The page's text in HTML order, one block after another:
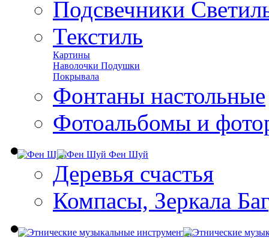
Подсвечники
Текстиль
Картины
Наволочки Подушки
Покрывала
Фонтаны настольные
Фотоальбомы и
Фен Шуй
Деревья счастья
Компасы, Зеркала